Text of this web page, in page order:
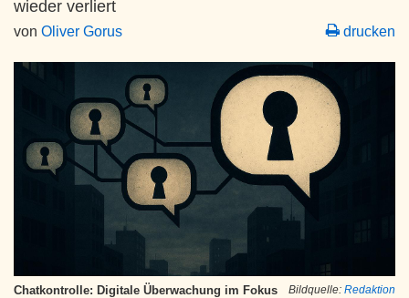
wieder verliert
von Oliver Gorus drucken
Bildquelle: Redaktion
Chatkontrolle: Digitale Überwachung im Fokus